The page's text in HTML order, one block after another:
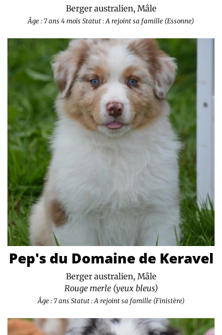
Berger australien, Mâle
Âge : 7 ans 4 mois Statut : A rejoint sa famille (Essonne)
Pep's du Domaine de Keravel
Berger australien, Mâle
Rouge merle (yeux bleus)
Âge : 7 ans Statut : A rejoint sa famille (Finistère)